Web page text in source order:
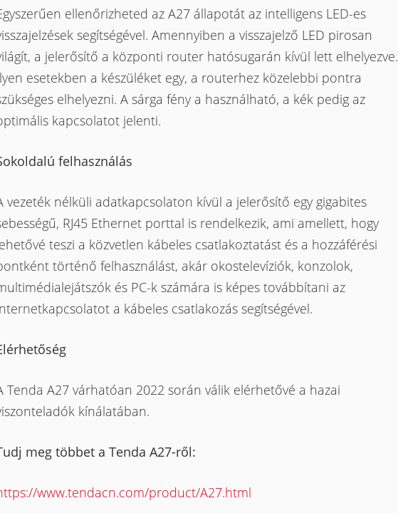
ellenőrizheted az A27 állapotát az intelligens LED-es
segítségével. Amennyiben a visszajelző LED pirosan
a jelerősítő a központi router hatósugarán kívül lett elhelyezve.
esetekben a készüléket egy, a routerhez közelebbi pontra
elhelyezni. A sárga fény a használható, a kék pedig az
kapcsolatot jelenti.
felhasználás
vezeték nélküli adatkapcsolaton kívül a jelerősítő egy gigabites
RJ45 Ethernet porttal is rendelkezik, ami amellett, hogy
teszi a közvetlen kábeles csatlakoztatást és a hozzáférési
történő felhasználást, akár okostelevíziók, konzolok,
és PC-k számára is képes továbbítani az
a kábeles csatlakozás segítségével.
Tenda A27 várhatóan 2022 során válik elérhetővé a hazai
kínálatában.
meg többet a Tenda A27-ről:
www.tendacn.com/product/A27.html